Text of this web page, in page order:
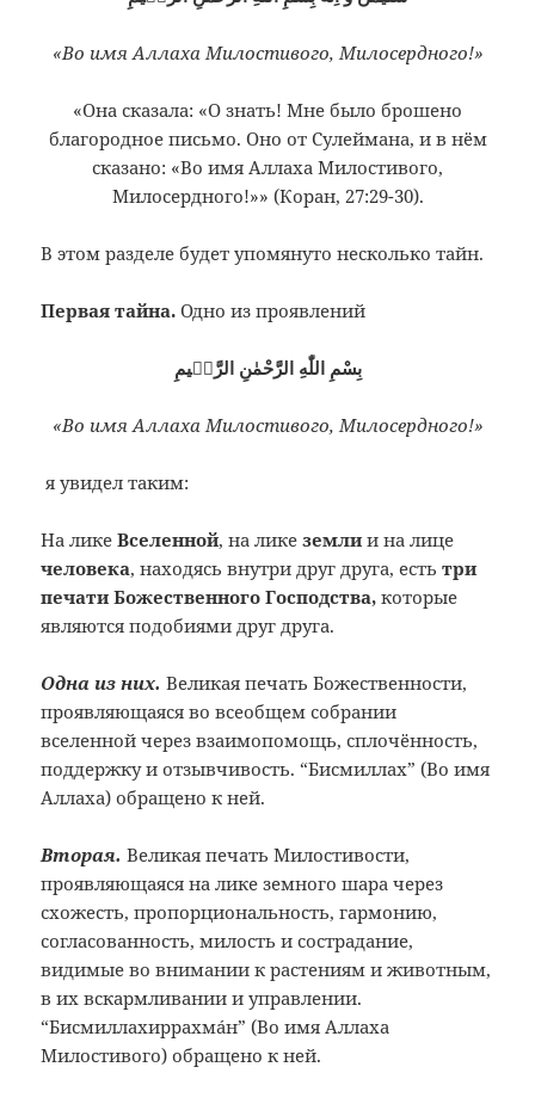
«Во имя Аллаха Милостивого, Милосердного!»
«Она сказала: «О знать! Мне было брошено
благородное письмо. Оно от Сулеймана, и в нём
сказано: «Во имя Аллаха Милостивого,
Милосердного!»» (Коран, 27:29-30).
В этом разделе будет упомянуто несколько тайн.
Первая тайна.Одно из проявлений
بِسْمِ اللّٰهِ الرَّحْمٰنِ الرَّحٖيمِ
«Во имя Аллаха Милостивого, Милосердного!»
я увидел таким:
На ликеВселенной, на ликеземли и на лице
человека, находясь внутри друг друга, естьтри
печати Божественного Господства, которые
являются подобиями друг друга.
Одна из них. Великая печать Божественности,
проявляющаяся во всеобщем собрании
вселенной через взаимопомощь, сплочённость,
поддержку и отзывчивость. “Бисмиллах” (Во имя
Аллаха) обращено к ней.
Вторая.Великая печать Милостивости,
проявляющаяся на лике земного шара через
схожесть, пропорциональность, гармонию,
согласованность, милость и сострадание,
видимые во внимании к растениям и животным,
в их вскармливании и управлении.
“Бисмиллахиррахмáн” (Во имя Аллаха
Милостивого) обращено к ней.